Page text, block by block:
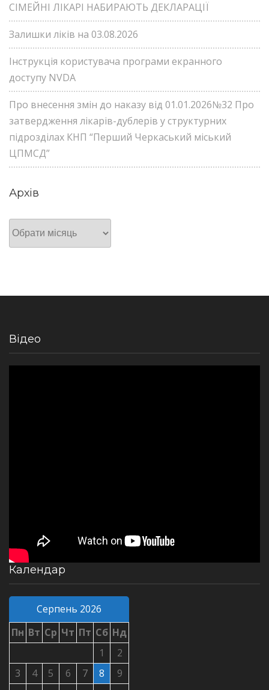
СІМЕЙНІ ЛІКАРІ НАБИРАЮТЬ ДЕКЛАРАЦІЇ
Залишки ліків на 03.08.2026
Інструкція користувача програми екранного
доступу NVDA
Про внесення змін до наказу від 01.01.2026№32 Про
затвердження лікарів-дублерів у структурних
підрозділах КНП “Перший Черкаський міський
ЦПМСД”
Архів
Архів
Відео
Календар
Серпень 2026
Пн Вт Ср Чт Пт Сб Нд
1
2
3
4 5 6 7 8
9